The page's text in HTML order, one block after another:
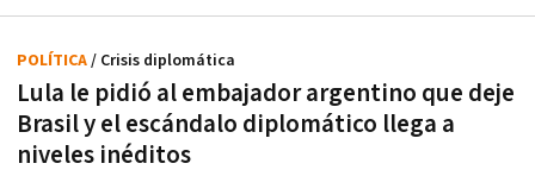
Lula le pidió al embajador argentino que deje
Brasil y el escándalo diplomático llega a
niveles inéditos
POLÍTICA/ Crisis diplomática